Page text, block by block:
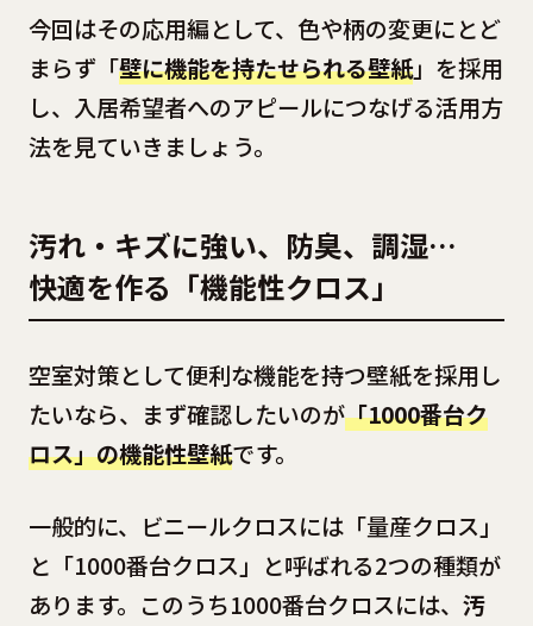
今回はその応用編として、色や柄の変更にとど
まらず「壁に機能を持たせられる壁紙」を採用
し、入居希望者へのアピールにつなげる活用方
法を見ていきましょう。
汚れ・キズに強い、防臭、調湿…
快適を作る「機能性クロス」
空室対策として便利な機能を持つ壁紙を採用し
たいなら、まず確認したいのが「1000番台ク
ロス」の機能性壁紙です。
一般的に、ビニールクロスには「量産クロス」
と「1000番台クロス」と呼ばれる2つの種類が
あります。このうち1000番台クロスには、 汚